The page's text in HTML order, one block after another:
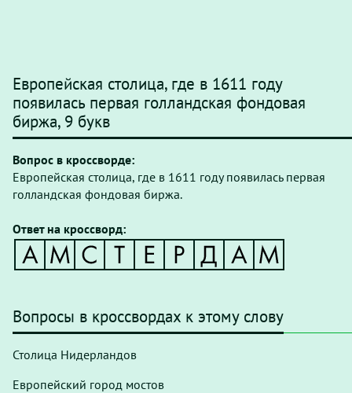
Европейская столица, где в 1611 году
появилась первая голландская фондовая
биржа, 9 букв
Вопрос в кроссворде:
Европейская столица, где в 1611 году появилась первая
голландская фондовая биржа.
Ответ на кроссворд:
Вопросы в кроссвордах к этому слову
Столица Нидерландов
Европейский город мостов